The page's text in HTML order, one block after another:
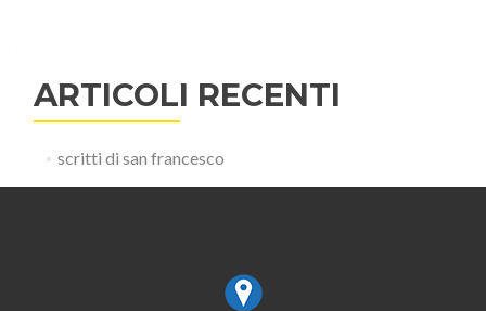
ARTICOLI RECENTI
scritti di san francesco